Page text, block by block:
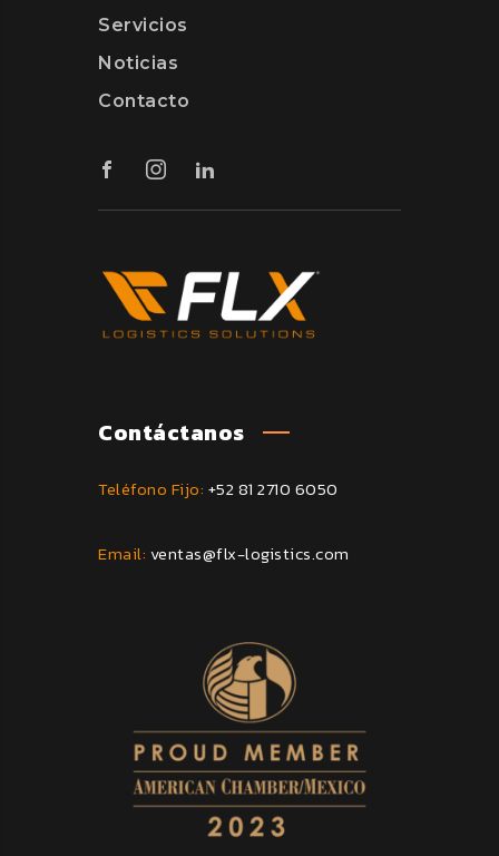
Servicios
Noticias
Contacto
Contáctanos
Teléfono Fijo: +52 81 2710 6050
Email: ventas@flx-logistics.com